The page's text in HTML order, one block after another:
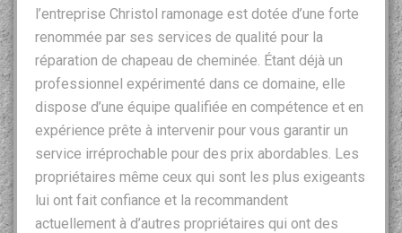
l’entreprise Christol ramonage est dotée d’une forte
renommée par ses services de qualité pour la
réparation de chapeau de cheminée. Étant déjà un
professionnel expérimenté dans ce domaine, elle
dispose d’une équipe qualifiée en compétence et en
expérience prête à intervenir pour vous garantir un
service irréprochable pour des prix abordables. Les
propriétaires même ceux qui sont les plus exigeants
lui ont fait confiance et la recommandent
actuellement à d’autres propriétaires qui ont des